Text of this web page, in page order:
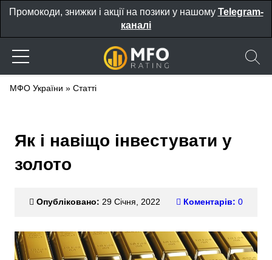
Промокоди, знижки і акції на позики у нашому Telegram-
каналі
МФО України » Статті
Як і навіщо інвестувати у
золото
Опубліковано: 29 Січня, 2022 Коментарів: 0